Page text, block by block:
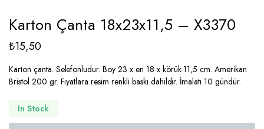
Karton Çanta 18x23x11,5 – X3370
₺15,50
Karton çanta. Selefonludur. Boy 23 x en 18 x körük 11,5 cm. Amerikan
Bristol 200 gr. Fiyatlara resim renkli baskı dahildir. İmalatı 10 gündür.
In Stock